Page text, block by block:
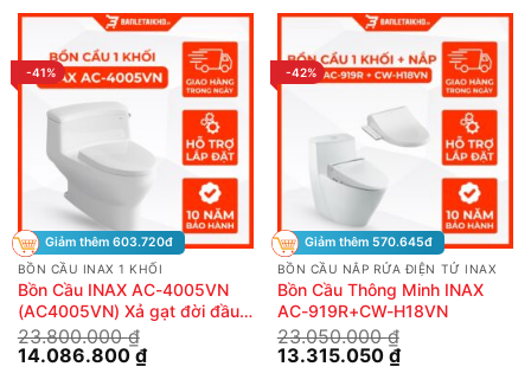
15.260.000 ₫.là:
10.251.150 ₫.
14.270.000 ₫.là:
11.368.350 ₫.
-41%
Giảm thêm 603.720đ
BỒN CẦU INAX 1 KHỐI
Bồn Cầu INAX AC-4005VN
(AC4005VN) Xả gạt đời đầu
tiên
23.800.000₫
Giá
14.086.800₫Giá
hiện
-42%
Giảm thêm 570.645đ
BỒN CẦU NẮP RỬA ĐIỆN TỬ INAX
Bồn Cầu Thông Minh INAX
AC-919R+CW-H18VN
23.050.000₫
Giá
13.315.050 ₫Giá
hiện